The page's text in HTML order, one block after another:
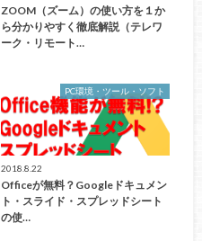
ZOOM（ズーム）の使い方を１か
ら分かりやすく徹底解説（テレワ
ーク・リモート…
PC環境・ツール・ソフト
2018.8.22
Officeが無料？Googleドキュメン
ト・スライド・スプレッドシート
の使…